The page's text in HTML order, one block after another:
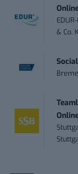
& Co.